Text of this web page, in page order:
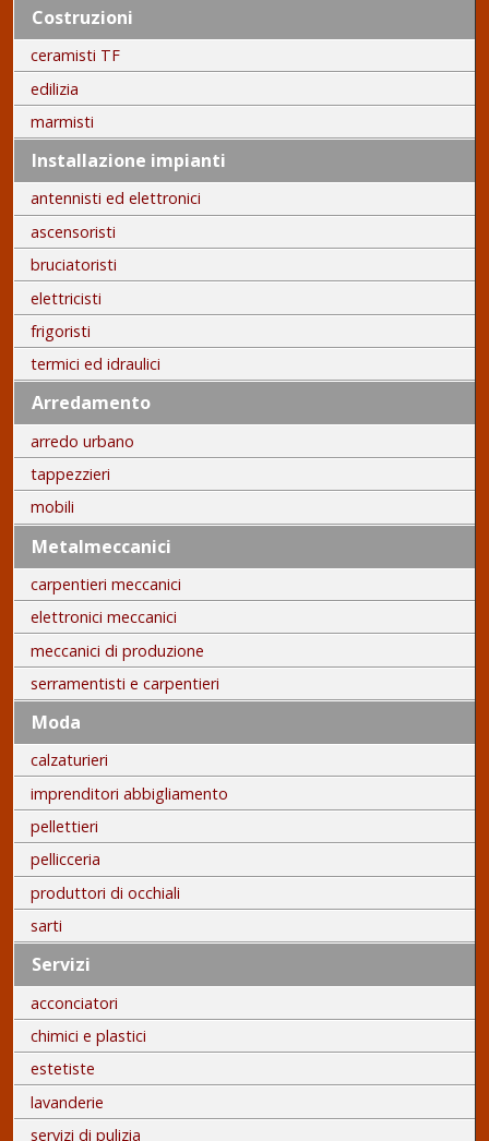
Costruzioni
ceramisti TF
edilizia
marmisti
Installazione impianti
antennisti ed elettronici
ascensoristi
bruciatoristi
elettricisti
frigoristi
termici ed idraulici
Arredamento
arredo urbano
tappezzieri
mobili
Metalmeccanici
carpentieri meccanici
elettronici meccanici
meccanici di produzione
serramentisti e carpentieri
Moda
calzaturieri
imprenditori abbigliamento
pellettieri
pellicceria
produttori di occhiali
sarti
Servizi
acconciatori
chimici e plastici
estetiste
lavanderie
servizi di pulizia